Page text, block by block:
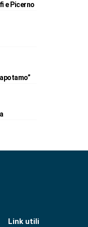
e Picerno
Link utili